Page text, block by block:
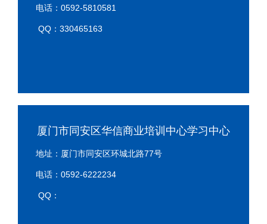
电话：0592-5810581
QQ：330465163
厦门市同安区华信商业培训中心学习中心
地址：厦门市同安区环城北路77号
电话：0592-6222234
QQ：